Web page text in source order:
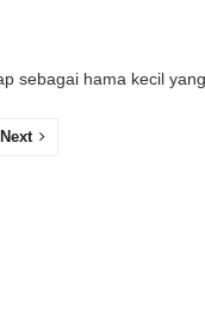
sebagai hama kecil
Next